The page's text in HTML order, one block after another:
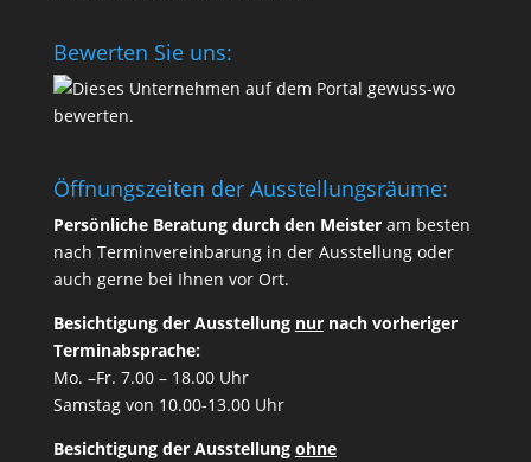
Bewerten Sie uns:
Öffnungszeiten der Ausstellungsräume:
Persönliche Beratung durch den Meister am besten
nach Terminvereinbarungin der Ausstellung oder
auch gerne bei Ihnen vor Ort.
Besichtigung der Ausstellung nurnach vorheriger
Terminabsprache:
Mo. –Fr. 7.00 – 18.00 Uhr
Samstag von 10.00-13.00 Uhr
Besichtigung der Ausstellung ohne